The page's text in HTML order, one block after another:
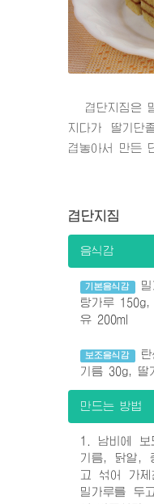
겹단지짐은 밀
지다가 딸기단
겹놓아서 만든
겹단지짐
음식감
기본음식감
밀
탕가루
유 200ml
보조음식감
탄
기름 30g, 딸
만드는 방법
1. 남비에 보
기름, 닭알,
고 섞어 가
밀가루를 두